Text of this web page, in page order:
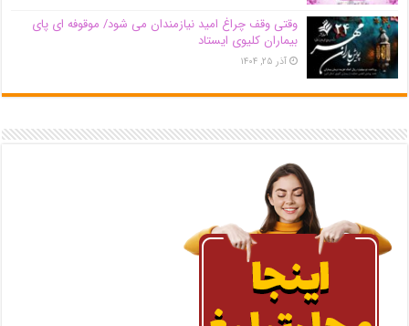
وقتی وقف چراغ امید نیازمندان می شود/ موقوفه ای پای
بیماران کلیوی ایستاد
آذر ۲۵, ۱۴۰۴